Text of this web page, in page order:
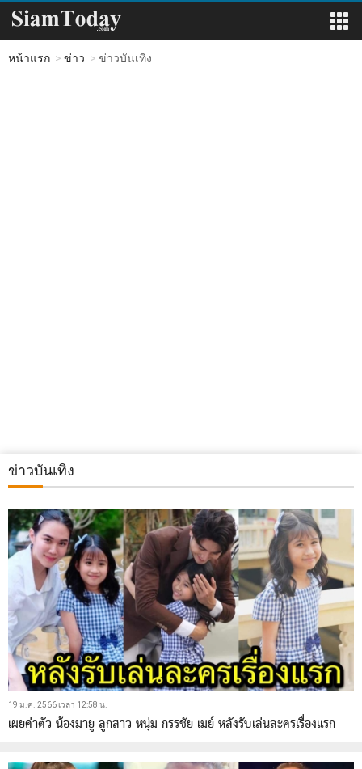
หน้าแรก ข่าว ข่าวบันเทิง
ข่าวบันเทิง
19 ม.ค. 2566 เวลา 12:58 น.
เผยค่าตัว น้องมายู ลูกสาว หนุ่ม กรรชัย-เมย์ หลังรับเล่นละครเรื่องแรก